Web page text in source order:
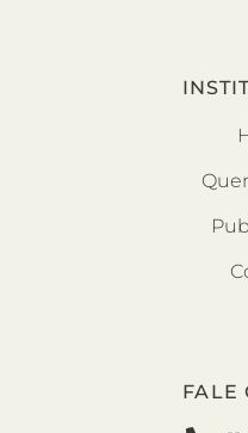
FALE